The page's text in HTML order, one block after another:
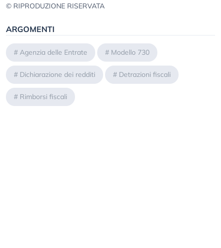
© RIPRODUZIONE RISERVATA
ARGOMENTI
# Agenzia delle Entrate # Modello 730
# Dichiarazione dei redditi # Detrazioni fiscali
# Rimborsi fiscali